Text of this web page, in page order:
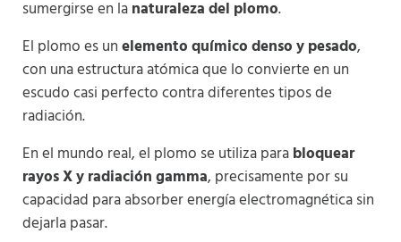
sumergirse en lanaturaleza del plomo.
El plomo es unelemento químico denso y pesado,
con una estructura atómica que lo convierte en un
escudo casi perfecto contra diferentes tipos de
radiación.
En el mundo real, el plomo se utiliza parabloquear
rayos X y radiación gamma, precisamente por su
capacidad para absorber energía electromagnética sin
dejarla pasar.